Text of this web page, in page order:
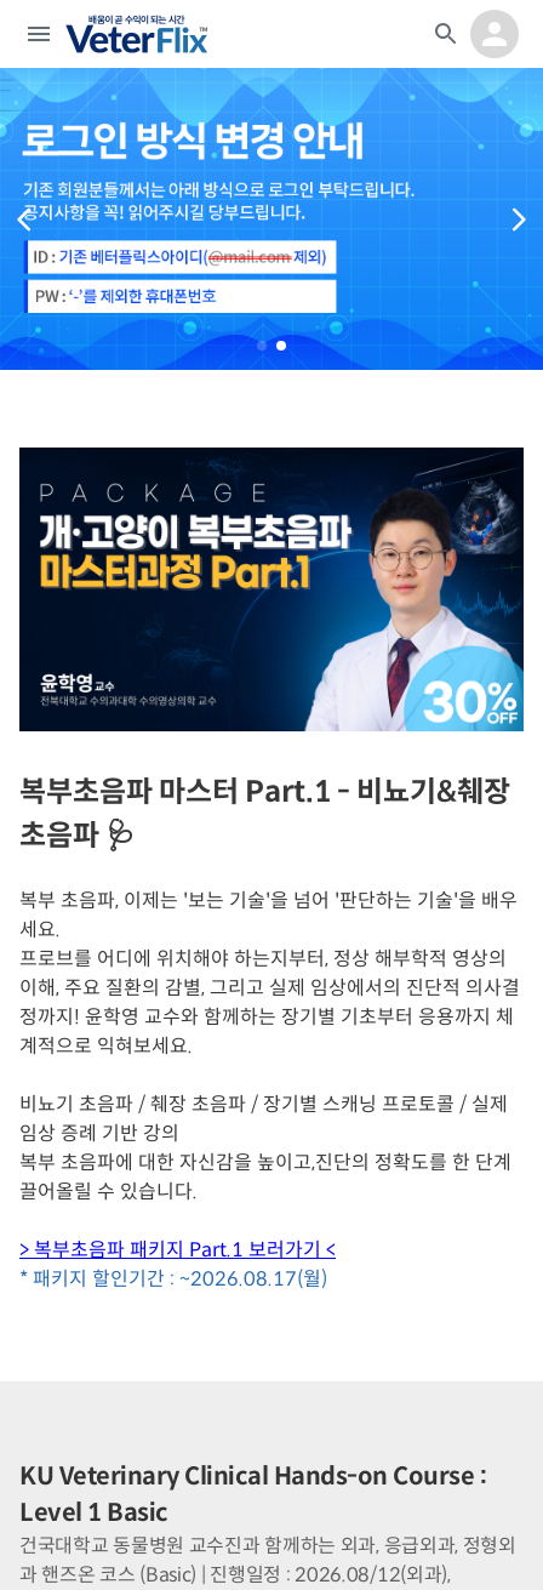
복부초음파 마스터 Part.1 - 비뇨기&췌장
초음파 🩺
복부 초음파, 이제는 '보는 기술'을 넘어 '판단하는 기술'을 배우
세요.
프로브를 어디에 위치해야 하는지부터, 정상 해부학적 영상의
이해, 주요 질환의 감별, 그리고 실제 임상에서의 진단적 의사결
정까지! 윤학영 교수와 함께하는 장기별 기초부터 응용까지 체
계적으로 익혀보세요.
비뇨기 초음파 / 췌장 초음파 / 장기별 스캐닝 프로토콜 / 실제
임상 증례 기반 강의
복부 초음파에 대한 자신감을 높이고,진단의 정확도를 한 단계
끌어올릴 수 있습니다.
> 복부초음파 패키지 Part.1 보러가기 <
* 패키지 할인기간 : ~2026.08.17(월)
KU Veterinary Clinical Hands-on Course :
Level 1 Basic
건국대학교 동물병원 교수진과 함께하는 외과, 응급외과, 정형외
과 핸즈온 코스 (Basic) | 진행일정 : 2026.08/12(외과),